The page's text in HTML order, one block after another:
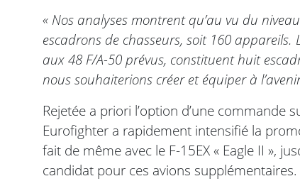
« Nos analyses montrent qu’au vu du
escadrons de chasseurs, soit 160 appareils.
aux 48 F/A-50 prévus, constituent huit
nous souhaiterions créer et équiper à
Rejetée a priori l’option d’une commande
Eurofighter a rapidement intensifié la
fait de même avec le F-15EX « Eagle II »,
candidat pour ces avions supplémentaires.